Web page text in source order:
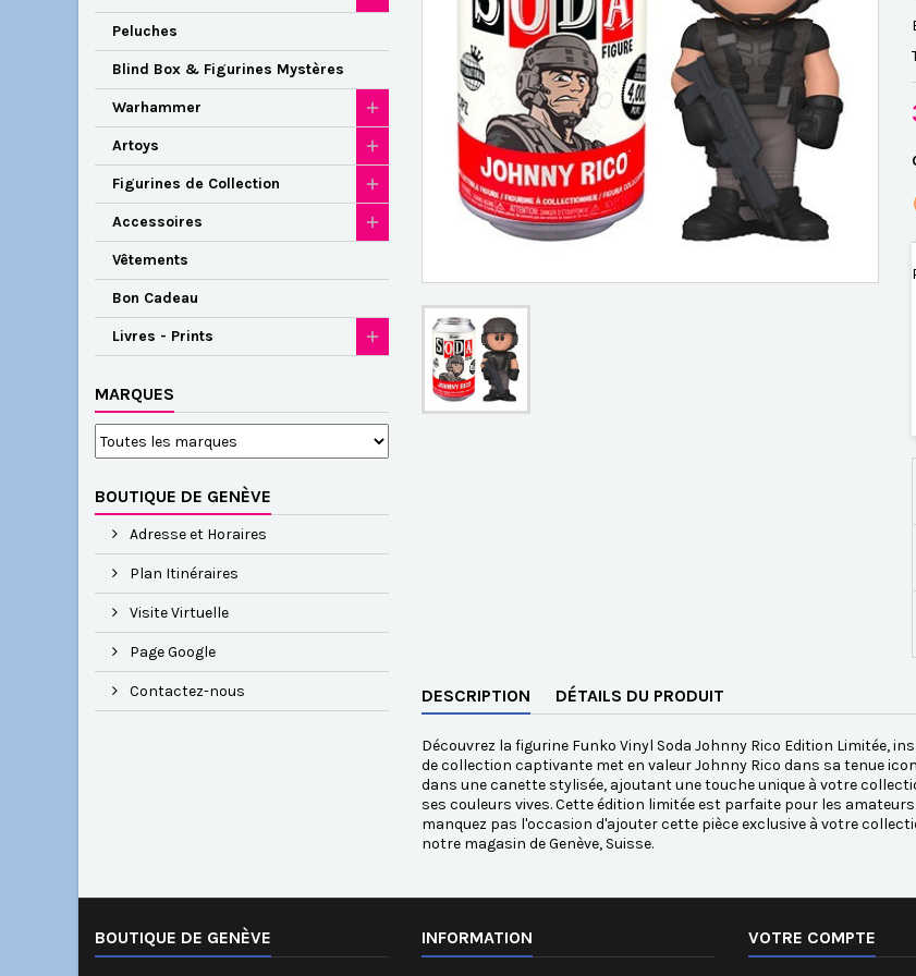
Peluches
Blind Box & Figurines Mystères
Warhammer
Artoys
Figurines de Collection
Accessoires
Vêtements
Bon Cadeau
Livres - Prints
MARQUES
BOUTIQUE DE GENÈVE
Adresse et Horaires
Plan Itinéraires
Visite Virtuelle
Page Google
Contactez-nous DESCRIPTION DÉTAILS DU PRODUIT
Découvrez la figurine Funko Vinyl Soda Johnny Rico Edition Limitée,
de collection captivante met en valeur Johnny Rico dans sa tenue
dans une canette stylisée, ajoutant une touche unique à votre
ses couleurs vives. Cette édition limitée est parfaite pour les
manquez pas l'occasion d'ajouter cette pièce exclusive à votre
notre magasin de Genève, Suisse.
BOUTIQUE DE GENÈVE INFORMATION VOTRE COMPTE